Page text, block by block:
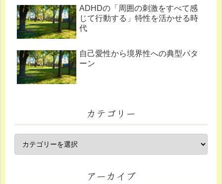
ADHDの「周囲の刺激をすべて感
じて行動する」特性を活かせる時
代
自己愛性から境界性への典型パタ
ーン
カテゴリー
アーカイブ